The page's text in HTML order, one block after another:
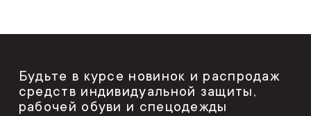
Будьте в курсе новинок и распродаж
средств индивидуальной защиты,
рабочей обуви и спецодежды